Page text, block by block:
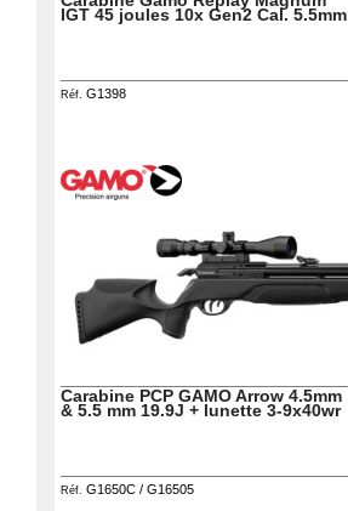
IGT 45 joules 10x Gen2 Cal. 5.5mm
Réf. G1398
Carabine PCP GAMO Arrow 4.5mm
& 5.5 mm 19.9J + lunette 3-9x40wr
Réf. G1650C / G16505